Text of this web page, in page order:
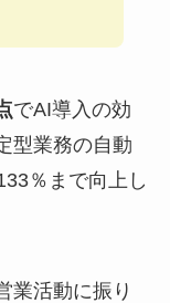
でAI導入の効
型業務の自動
％まで向上し
業活動に振り